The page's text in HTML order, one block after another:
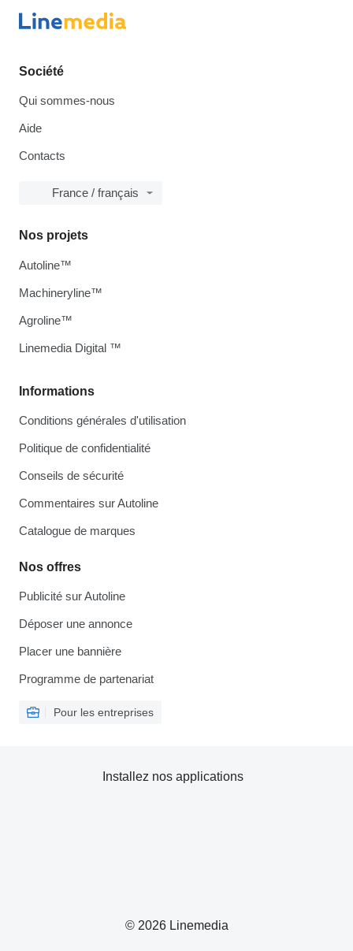
Société
Qui sommes-nous
Aide
Contacts
France / français
Informations
Conditions générales d'utilisation
Politique de confidentialité
Conseils de sécurité
Commentaires sur Autoline
Catalogue de marques
Nos offres
Publicité sur Autoline
Déposer une annonce
Placer une bannière
Programme de partenariat
Pour les entreprises
Nos projets
Autoline™
Machineryline™
Agroline™
Linemedia Digital ™
© 2026 Linemedia
Installez nos applications